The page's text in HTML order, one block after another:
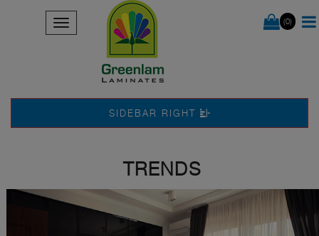
(0)
SIDEBAR RIGHT
TRENDS